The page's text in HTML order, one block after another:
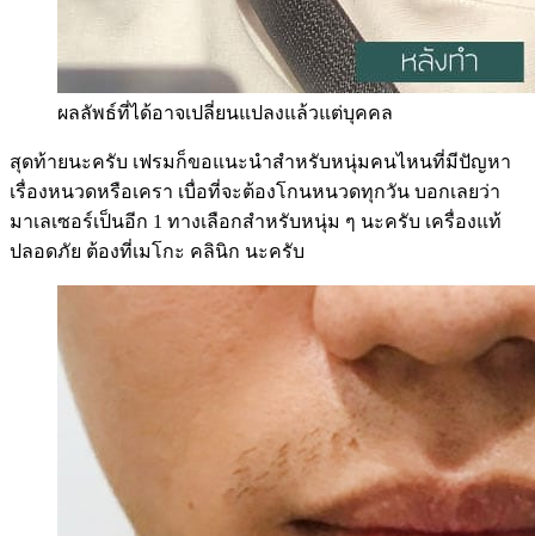
ผลลัพธ์ที่ได้อาจเปลี่ยนแปลงแล้วแต่บุคคล
สุดท้ายนะครับ เฟรมก็ขอแนะนำสำหรับหนุ่มคนไหนที่มีปัญหา
เรื่องหนวดหรือเครา เบื่อที่จะต้องโกนหนวดทุกวัน บอกเลยว่า
มาเลเซอร์เป็นอีก 1 ทางเลือกสำหรับหนุ่ม ๆ นะครับ เครื่องแท้
ปลอดภัย ต้องที่เมโกะ คลินิก นะครับ